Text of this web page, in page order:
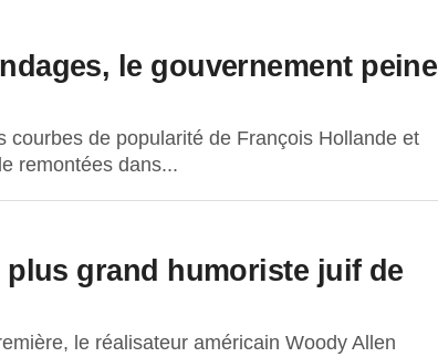
le gouvernement peine
de popularité de François Hollande et
remontées dans...
grand humoriste juif de
le réalisateur américain Woody Allen